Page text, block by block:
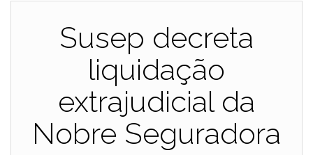
Susep decreta
liquidação
extrajudicial da
Nobre Seguradora